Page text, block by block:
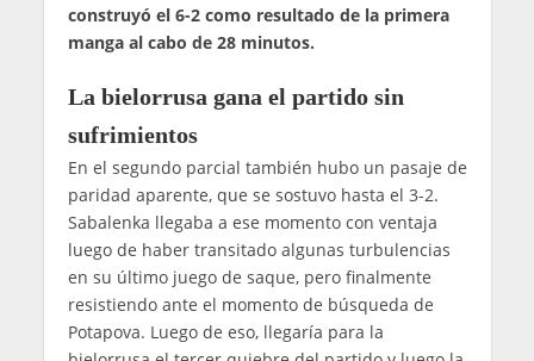
construyó el 6-2 como resultado de la primera
manga al cabo de 28 minutos.
La bielorrusa gana el partido sin
sufrimientos
En el segundo parcial también hubo un pasaje de
paridad aparente, que se sostuvo hasta el 3-2.
Sabalenka llegaba a ese momento con ventaja
luego de haber transitado algunas turbulencias
en su último juego de saque, pero finalmente
resistiendo ante el momento de búsqueda de
Potapova. Luego de eso, llegaría para la